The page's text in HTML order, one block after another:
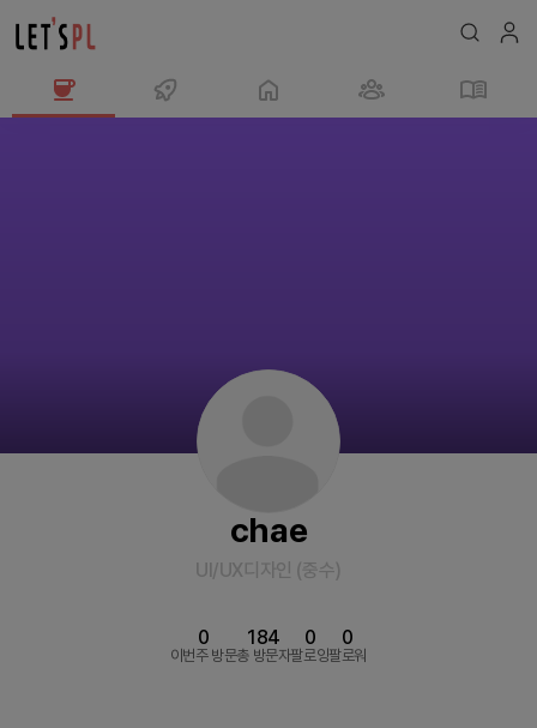
chae
UI/UX디자인 (중수)
이번주 방문
0
총 방문자
184
팔로잉
0
팔로워
0